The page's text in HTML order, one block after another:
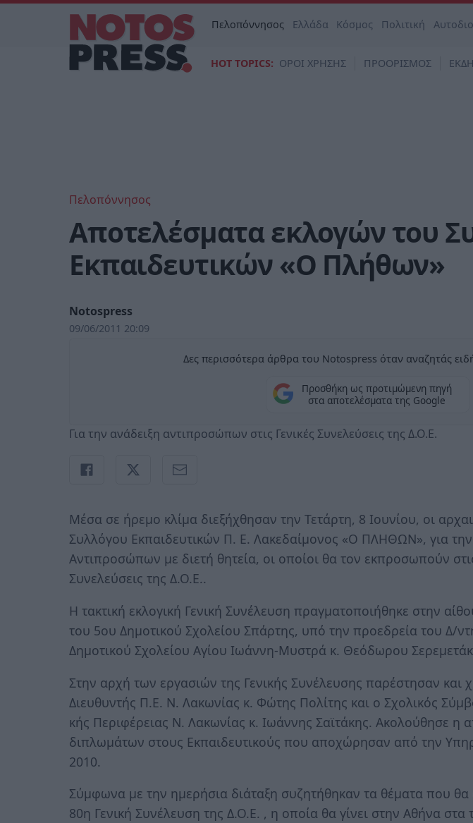
Πελοπόννησος Ελλάδα Κόσμος Πολιτική
HOT TOPICS: ΟΡΟΙ ΧΡΗΣΗΣ ΠΡΟΟΡΙΣΜΟΣ
Πελοπόννησος
Αποτελέσματα εκλογών του
Εκπαιδευτικών «Ο Πλήθων»
Notospress
09/06/2011 20:09
Δες περισσότερα άρθρα του Notospress όταν αναζητάς
Προσθήκη ως προτιμώμενη πηγή
στα αποτελέσματα της Google
Για την ανάδειξη αντιπροσώπων στις Γενικές Συνελεύσεις της Δ.Ο.Ε.
Μέσα σε ήρεμο κλίμα διεξήχθησαν την Τετάρτη, 8 Ιουνίου, οι
Συλλόγου Εκπαιδευτικών Π. Ε. Λακεδαίμονος «Ο ΠΛΗΘΩΝ», για
Αντιπροσώπων με διετή θητεία, οι οποίοι θα τον εκπροσωπούν
Συνελεύσεις της Δ.Ο.Ε..
Η τακτική εκλογική Γενική Συνέλευση πραγματοποιήθηκε στην
του 5ου Δημοτικού Σχολείου Σπάρτης, υπό την προεδρεία του Δ/
Δημοτικού Σχολείου Αγίου Ιωάννη-Μυστρά κ. Θεόδωρου
Στην αρχή των εργασιών της Γενικής Συνέλευσης παρέστησαν και
Διευθυντής Π.Ε. Ν. Λακωνίας κ. Φώτης Πολίτης και ο Σχολικός
κής Περιφέρειας Ν. Λακωνίας κ. Ιωάννης Σαϊτάκης. Ακολούθησε η
διπλωμάτων στους Εκπαιδευτικούς που αποχώρησαν από την
2010.
Σύμφωνα με την ημερήσια διάταξη συζητήθηκαν τα θέματα που
80η Γενική Συνέλευση της Δ.Ο.Ε. , η οποία θα γίνει στην Αθήνα στα